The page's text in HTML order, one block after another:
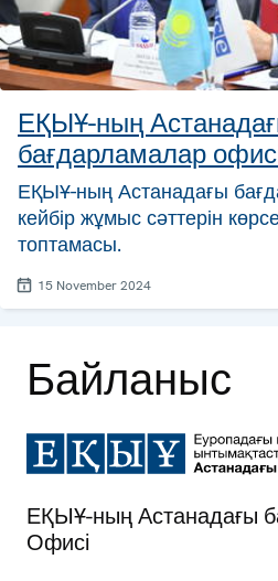
ЕҚЫҰ-ның
бағдарламалар
ЕҚЫҰ-ның Астанадағы
кейбір жұмыс сәттерін
топтамасы.
15 November 2024
Байланыс
ЕҚЫҰ-ның Астанадағы
Офисі